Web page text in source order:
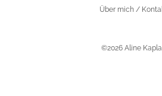
Über mich /
©2026 Aline